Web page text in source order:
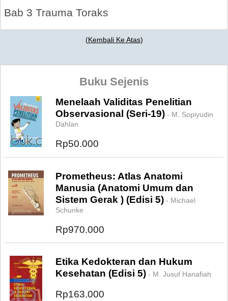
Bab 3 Trauma Toraks
(Kembali Ke Atas)
Buku Sejenis
Menelaah Validitas Penelitian
Observasional (Seri-19) - M. Sopiyudin
Dahlan
Rp50.000
Prometheus: Atlas Anatomi
Manusia (Anatomi Umum dan
Sistem Gerak ) (Edisi 5) - Michael
Schunke
Rp970.000
Etika Kedokteran dan Hukum
Kesehatan (Edisi 5) - M. Jusuf Hanafiah
Rp163.000